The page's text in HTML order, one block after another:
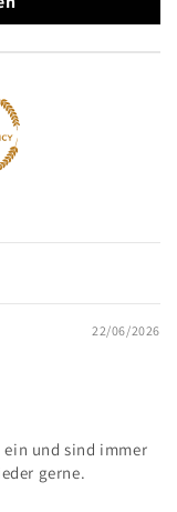
22/06/2026
und sind immer
gerne.